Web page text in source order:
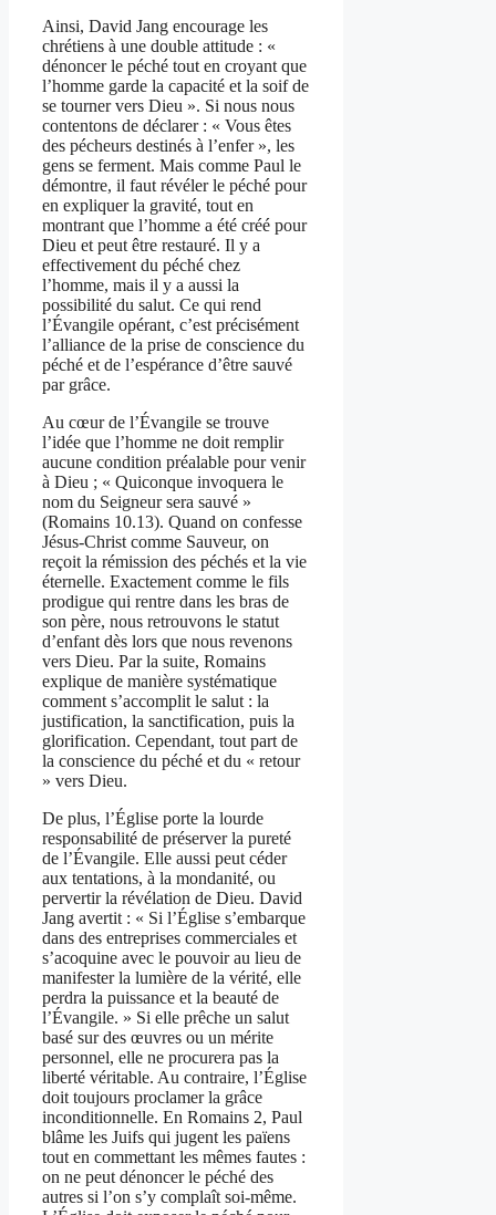
Ainsi, David Jang encourage les
chrétiens à une double attitude : «
dénoncer le péché tout en croyant que
l’homme garde la capacité et la soif de
se tourner vers Dieu ». Si nous nous
contentons de déclarer : « Vous êtes
des pécheurs destinés à l’enfer », les
gens se ferment. Mais comme Paul le
démontre, il faut révéler le péché pour
en expliquer la gravité, tout en
montrant que l’homme a été créé pour
Dieu et peut être restauré. Il y a
effectivement du péché chez
l’homme, mais il y a aussi la
possibilité du salut. Ce qui rend
l’Évangile opérant, c’est précisément
l’alliance de la prise de conscience du
péché et de l’espérance d’être sauvé
par grâce.
Au cœur de l’Évangile se trouve
l’idée que l’homme ne doit remplir
aucune condition préalable pour venir
à Dieu ; « Quiconque invoquera le
nom du Seigneur sera sauvé »
(Romains 10.13). Quand on confesse
Jésus-Christ comme Sauveur, on
reçoit la rémission des péchés et la vie
éternelle. Exactement comme le fils
prodigue qui rentre dans les bras de
son père, nous retrouvons le statut
d’enfant dès lors que nous revenons
vers Dieu. Par la suite, Romains
explique de manière systématique
comment s’accomplit le salut : la
justification, la sanctification, puis la
glorification. Cependant, tout part de
la conscience du péché et du « retour
» vers Dieu.
De plus, l’Église porte la lourde
responsabilité de préserver la pureté
de l’Évangile. Elle aussi peut céder
aux tentations, à la mondanité, ou
pervertir la révélation de Dieu. David
Jang avertit : « Si l’Église s’embarque
dans des entreprises commerciales et
s’acoquine avec le pouvoir au lieu de
manifester la lumière de la vérité, elle
perdra la puissance et la beauté de
l’Évangile. » Si elle prêche un salut
basé sur des œuvres ou un mérite
personnel, elle ne procurera pas la
liberté véritable. Au contraire, l’Église
doit toujours proclamer la grâce
inconditionnelle. En Romains 2, Paul
blâme les Juifs qui jugent les païens
tout en commettant les mêmes fautes :
on ne peut dénoncer le péché des
autres si l’on s’y complaît soi-même.